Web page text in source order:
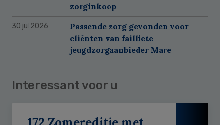
zorginkoop
30 jul 2026
Passende zorg gevonden voor
cliënten van failliete
jeugdzorgaanbieder Mare
Interessant voor u